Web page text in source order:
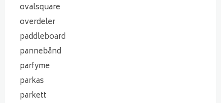
ovalsquare
overdeler
paddleboard
pannebånd
parfyme
parkas
parkett